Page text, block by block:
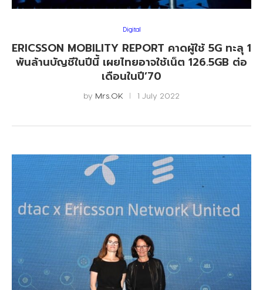
Digital
ERICSSON MOBILITY REPORT คาดผู้ใช้ 5G ทะลุ 1
พันล้านบัญชีในปีนี้ เผยไทยอาจใช้เน็ต 126.5GB ต่อ
เดือนในปี’70
by Mrs.OK 1 July 2022